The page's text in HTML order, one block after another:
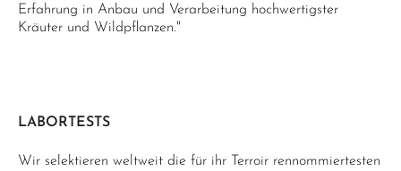
Erfahrung in Anbau und Verarbeitung hochwertigster
Kräuter und Wildpflanzen."
LABORTESTS
Wir selektieren weltweit die für ihr Terroir rennommiertesten